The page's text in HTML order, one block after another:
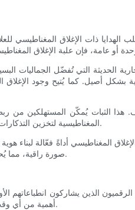
ذات الإغلاق المغناطيسي
الحديثة التي تُفضّل الجماليات
بشكل أصيل. كما يُتيح وجود
هذا الثبات يُمكّن المستهلكين من
المغناطيسية لتخزين التذكارات أو غيرها من الأشياء، مما يُعزز صورة العلامة التجارية بشكل إيجابي لفترة طويلة بعد الشراء.
المغناطيسي أداةً فعّالة لبناء
صورة راقية، مما يُحفّز المشترين على دفع أسعار أعلى بناءً على القيمة المُتصوّرة، وليس فقط على المنتج نفسه.
الذين يشاركون انطباعاتهم
أهمية من أي وقت مضى. تُسهم علب الهدايا ذات الإغلاق المغناطيسي بطبيعتها في رحلة فتح صناديق استثنائية.